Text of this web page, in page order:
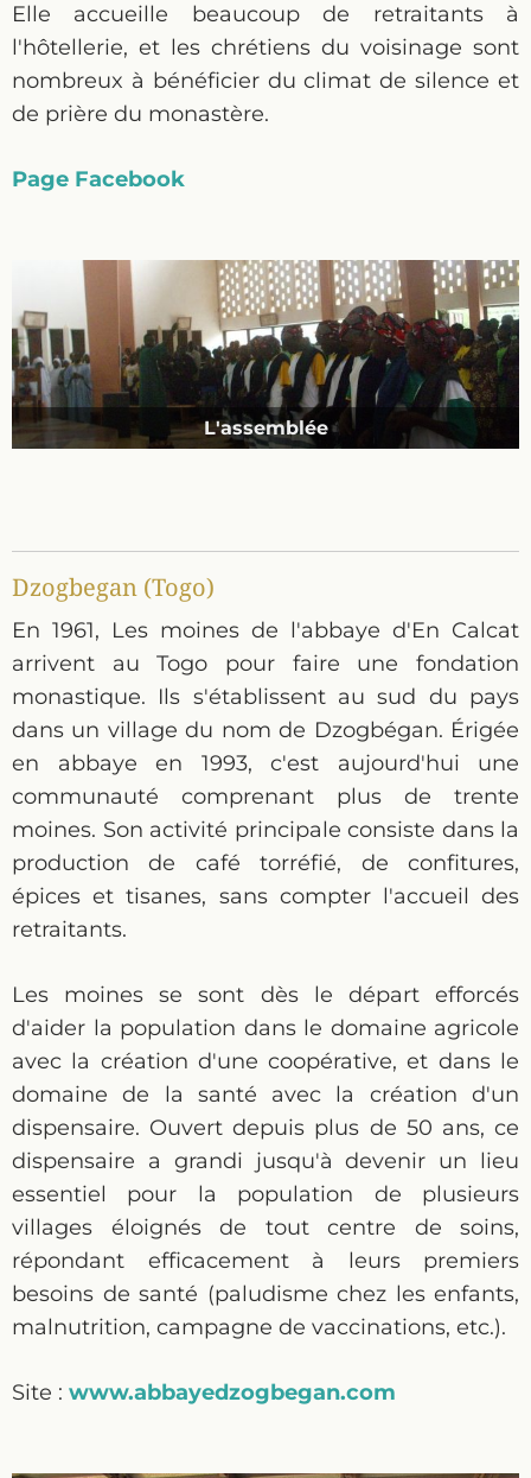
Elle accueille beaucoup de retraitants à
l'hôtellerie, et les chrétiens du voisinage sont
nombreux à bénéficier du climat de silence et
de prière du monastère.
Page Facebook
La communauté rassemblée
L'assemblée
Les moines de Koubri
D'autres moines de Koubri
Les moniales de Koubri
Processsion d'offrandes
Le cloître
Le cloître
L'intérieur de l'église
L'hôtellerie
Fête à la sortie de l'église
Accompagnement de l'office à la Kora
L'oratoire en communauté
La porterie
Un jour de profession solennelle
Dzogbegan (Togo)
En 1961, Les moines de l'abbaye d'En Calcat
arrivent au Togo pour faire une fondation
monastique. Ils s'établissent au sud du pays
dans un village du nom de Dzogbégan. Érigée
en abbaye en 1993, c'est aujourd'hui une
communauté comprenant plus de trente
moines. Son activité principale consiste dans la
production de café torréfié, de confitures,
épices et tisanes, sans compter l'accueil des
retraitants.
Les moines se sont dès le départ efforcés
d'aider la population dans le domaine agricole
avec la création d'une coopérative, et dans le
domaine de la santé avec la création d'un
dispensaire. Ouvert depuis plus de 50 ans, ce
dispensaire a grandi jusqu'à devenir un lieu
essentiel pour la population de plusieurs
villages éloignés de tout centre de soins,
répondant efficacement à leurs premiers
besoins de santé (paludisme chez les enfants,
malnutrition, campagne de vaccinations, etc.).
Site : www.abbayedzogbegan.com